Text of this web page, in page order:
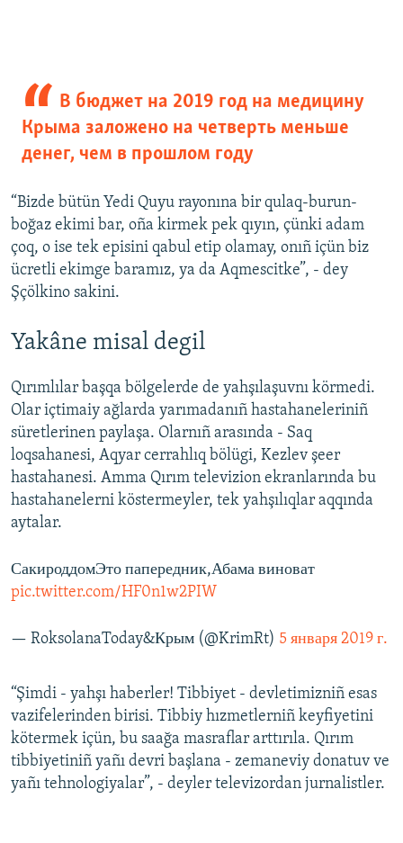
В бюджет на 2019 год на медицину
Крыма заложено на четверть меньше
денег, чем в прошлом году
“Bizde bütün Yedi Quyu rayonına bir qulaq-burun-
boğaz ekimi bar, oña kirmek pek qıyın, çünki adam
çoq, o ise tek episini qabul etip olamay, onıñ içün biz
ücretli ekimge baramız, ya da Aqmescitke”, - dey
Şçölkino sakini.
Yakâne misal degil
Qırımlılar başqa bölgelerde de yahşılaşuvnı körmedi.
Olar içtimaiy ağlarda yarımadanıñ hastahaneleriniñ
süretlerinen paylaşa. Olarnıñ arasında - Saq
loqsahanesi, Aqyar cerrahlıq bölügi, Kezlev şeer
hastahanesi. Amma Qırım televizion ekranlarında bu
hastahanelerni köstermeyler, tek yahşılıqlar aqqında
aytalar.
СакироддомЭто папередник,Абама виноват
pic.twitter.com/HF0n1w2PIW
— RoksolanaToday&Крым (@KrimRt) 5 января 2019 г.
“Şimdi - yahşı haberler! Tibbiyet - devletimizniñ esas
vazifelerinden birisi. Tibbiy hızmetlerniñ keyfiyetini
kötermek içün, bu saağa masraflar arttırıla. Qırım
tibbiyetiniñ yañı devri başlana - zemaneviy donatuv ve
yañı tehnologiyalar”, - deyler televizordan jurnalistler.